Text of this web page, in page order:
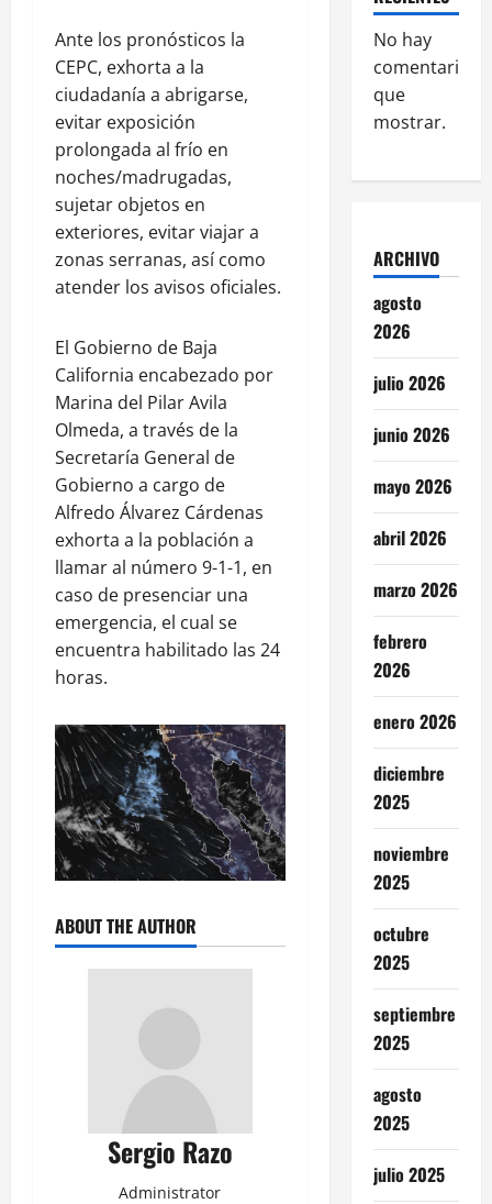
Ante los pronósticos la
CEPC, exhorta a la
ciudadanía a abrigarse,
evitar exposición
prolongada al frío en
noches/madrugadas,
sujetar objetos en
exteriores, evitar viajar a
zonas serranas, así como
atender los avisos oficiales.
El Gobierno de Baja
California encabezado por
Marina del Pilar Avila
Olmeda, a través de la
Secretaría General de
Gobierno a cargo de
Alfredo Álvarez Cárdenas
exhorta a la población a
llamar al número 9-1-1, en
caso de presenciar una
emergencia, el cual se
encuentra habilitado las 24
horas.
ABOUT THE AUTHOR
Sergio Razo
Administrator
No hay
comentarios
que
mostrar.
ARCHIVO
agosto
2026
julio 2026
junio 2026
mayo 2026
abril 2026
marzo 2026
febrero
2026
enero 2026
diciembre
2025
noviembre
2025
octubre
2025
septiembre
2025
agosto
2025
julio 2025